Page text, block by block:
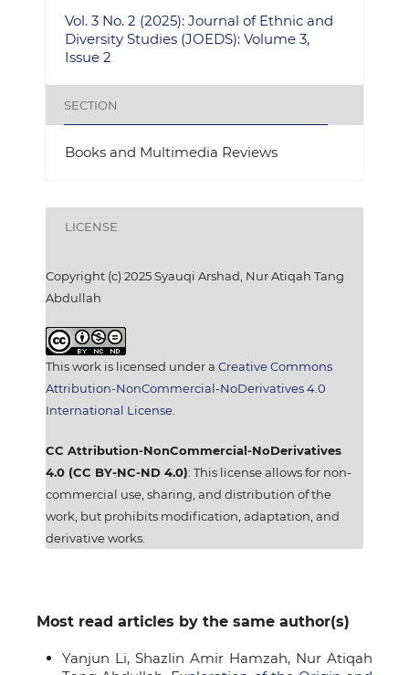
Vol. 3 No. 2 (2025): Journal of Ethnic and
Diversity Studies (JOEDS): Volume 3,
Issue 2
SECTION
Books and Multimedia Reviews
LICENSE
Copyright (c) 2025 Syauqi Arshad, Nur Atiqah Tang
Abdullah
This work is licensed under aCreative Commons
Attribution-NonCommercial-NoDerivatives 4.0
International License
CC Attribution-NonCommercial-NoDerivatives
4.0 (CC BY-NC-ND 4.0): This license allows for non-
commercial use, sharing, and distribution of the
work, but prohibits modification, adaptation, and
derivative works.
Most read articles by the same author(s)
Yanjun Li, Shazlin Amir Hamzah, Nur Atiqah